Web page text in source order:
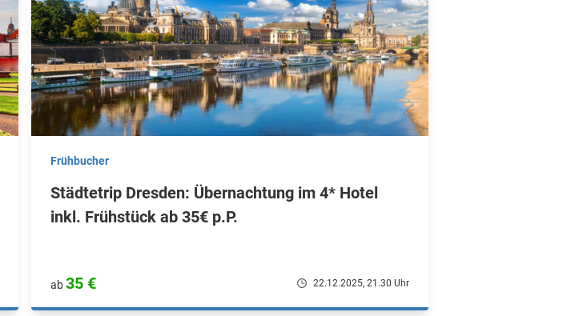
Frühbucher
Städtetrip Dresden: Übernachtung im 4* Hotel
inkl. Frühstück ab 35€ p.P.
ab35 € 22.12.2025, 21.30 Uhr